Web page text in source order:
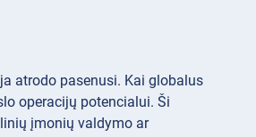
atrodo pasenusi. Kai globalus
operacijų potencialui. Ši
įmonių valdymo ar